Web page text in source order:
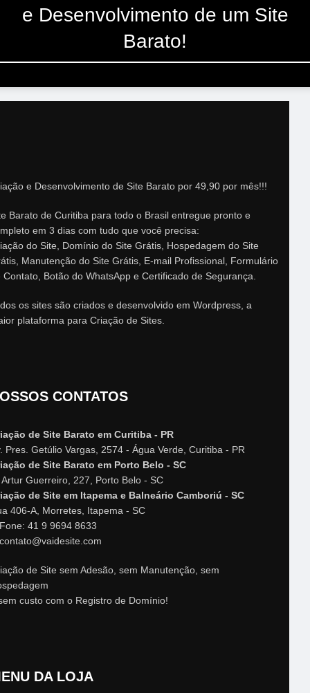
e Desenvolvimento de um Site
Barato!
e Desenvolvimento de Site Barato por 49,90 por mês!!!
Barato de Curitiba para todo o Brasil entregue pronto e
em 3 dias com tudo que você precisa:
do Site, Domínio do Site Grátis, Hospedagem do Site
Manutenção do Site Grátis, E-mail Profissional, Formulário
Contato, Botão do WhatsApp e Certificado de Segurança.
os sites são criados e desenvolvido em Wordpress, a
plataforma para Criação de Sites.
CONTATOS
de Site Barato em Curitiba - PR
Pres. Getúlio Vargas, 2574 - Água Verde, Curitiba - PR
de Site Barato em Porto Belo - SC
Artur Guerreiro, 227, Porto Belo - SC
de Site em Itapema e Balneário Camboriú - SC
406-A, Morretes, Itapema - SC
Fone: 41 9 9694 8633
contato@vaidesite.com
de Site sem Adesão, sem Manutenção, sem
custo com o Registro de Domínio!
DA LOJA